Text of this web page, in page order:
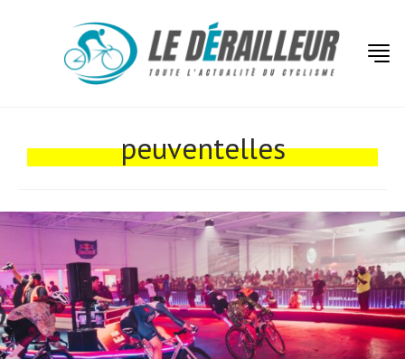
peuventelles
Tests de produits
Tendances
Tous nos articles
À propos